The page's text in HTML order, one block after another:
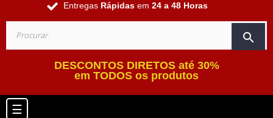
Entregas Rápidas em 24 a 48 Horas
search
DESCONTOS DIRETOS até 30%
em TODOS os produtos
Toggle navigation
☰